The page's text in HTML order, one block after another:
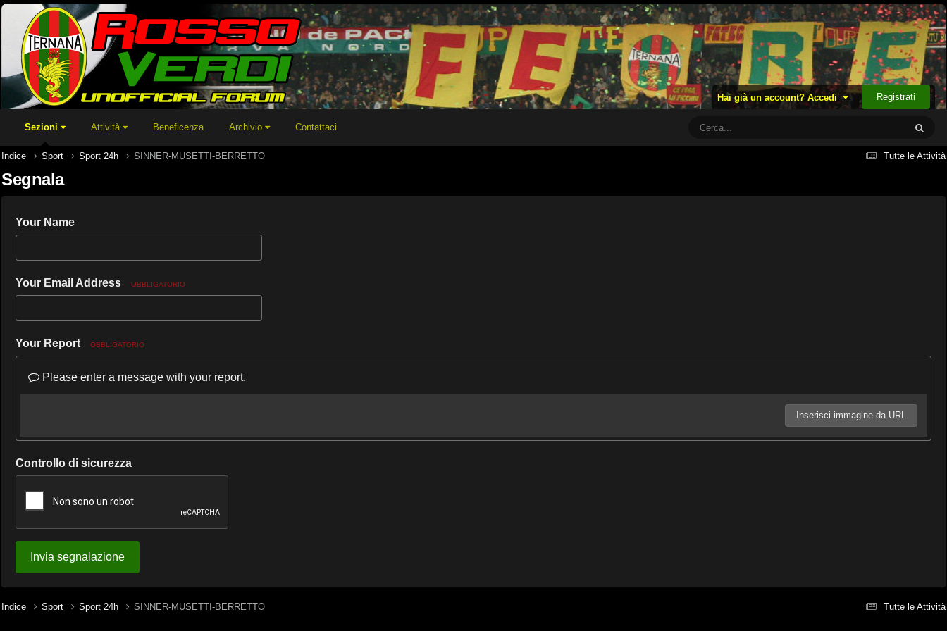
Hai già un account? Accedi Registrati
Sezioni Attività Beneficenza Archivio Contattaci
Tutte le Attività
Indice Sport Sport 24h SINNER-MUSETTI-BERRETTO
Segnala
Your Name
Your Email Address OBBLIGATORIO
Your Report OBBLIGATORIO
Please enter a message with your report.
Inserisci immagine da URL
Controllo di sicurezza
Invia segnalazione
Tutte le Attività
Indice Sport Sport 24h SINNER-MUSETTI-BERRETTO